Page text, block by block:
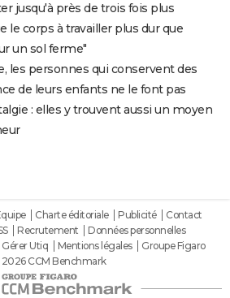
jusqu'à près de trois fois plus
le corps à travailler plus dur que
un sol ferme"
les personnes qui conservent des
de leurs enfants ne le font pas
: elles y trouvent aussi un moyen
Charte éditoriale Publicité
Contact
Recrutement
Données personnelles
Gérer Utiq Mentions légales
Groupe Figaro
CCM Benchmark